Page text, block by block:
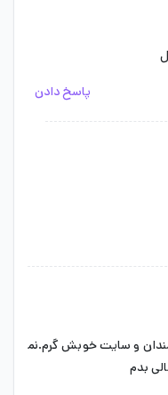
پاسخ دادن
و سایت خوبش گرم.نم